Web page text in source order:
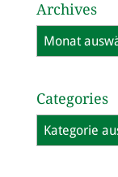
Archives
Archives
Categories
Categories